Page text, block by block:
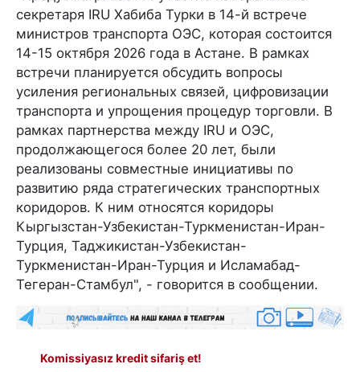
секретаря IRU Хабиба Турки в 14-й встрече
министров транспорта ОЭС, которая состоится
14-15 октября 2026 года в Астане. В рамках
встречи планируется обсудить вопросы
усиления региональных связей, цифровизации
транспорта и упрощения процедур торговли. В
рамках партнерства между IRU и ОЭС,
продолжающегося более 20 лет, были
реализованы совместные инициативы по
развитию ряда стратегических транспортных
коридоров. К ним относятся коридоры
Кыргызстан-Узбекистан-Туркменистан-Иран-
Турция, Таджикистан-Узбекистан-
Туркменистан-Иран-Турция и Исламабад-
Тегеран-Стамбул", - говорится в сообщении.
Komissiyasız kredit sifariş et!